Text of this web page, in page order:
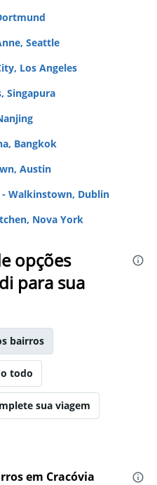
Seattle
Los Angeles
Singapura
Bangkok
Austin
Walkinstown, Dublin
Nova York
opções
para sua
bairros
todo
sua viagem
em Cracóvia